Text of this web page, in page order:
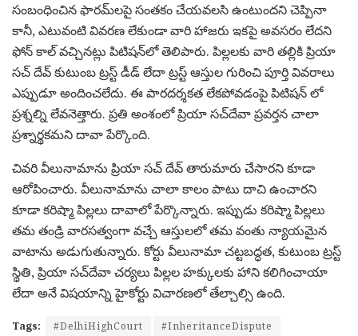
సంబంధించిన ఫారమ్‌లపై సంతకం చేయవలసి ఉంటుందని చెప్పినా
కానీ, ఎటువంటి వివరణ లేకుండా వారి హాజరు ఇకపై అవసరం లేదని
ఫోన్‌ కాల్ వచ్చిన‌ట్లు పిటిష‌న్‌లో తెలిపారు. పిల్లల‌కు వారి తల్లికి ప్రియా
స‌చ్ దేవ్ కుటుంబ ట్రస్ట్ డీడ్ లేదా ట్రస్ట్ ఆస్తుల గురించి పూర్తి వివరాలు
ఎప్పుడూ అందించలేదు. ఈ పారదర్శకత లేకపోవడంపై పిటిష‌న్ లో
ప్ర‌శ్న‌ల్ని లేవ‌నెత్తారు. ప్ర‌తి అంశంలో ప్రియా సచ్‌దేవా ప్రవర్తన చాలా
ప్రశ్నార్థకమని దావా పేర్కొంది.
చివ‌రి వీలునామాను ప్రియా స‌చ్ దేవ్ తారుమారు చేసార‌ని కూడా
ఆరోపించారు. వీలునామాను చాలా కాలం పాటు దాచి ఉంచార‌ని
కూడా క‌రిష్మా పిల్ల‌లు దావాలో పేర్కొన్నారు. ఇప్పుడు క‌రిష్మా పిల్ల‌లు
త‌మ తండ్రి వార‌స‌త్వంగా వ‌చ్చే ఆస్తుల‌లో త‌మ వంతు న్యాయ‌మైన
వాటాను అడుగుతున్నారు. కోర్టు వీలునామా చ‌ట్ట‌బ‌ద్ధ‌త‌, కుటుంబ ట్రస్ట్
స్థితి, ప్రియా సచ్‌దేవా చర్యలు పిల్లల హక్కుల‌కు హాని కలిగించాయా
లేదా అనే విషయాన్ని హైకోర్టు విచార‌ణ‌లో తేల్చాల్సి ఉంది.
Tags: #DelhiHighCourt
#InheritanceDispute